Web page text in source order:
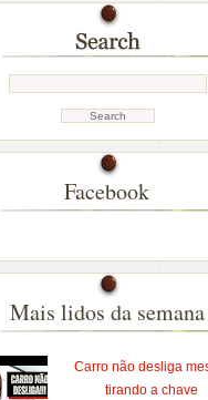
Facebook
Mais lidos da semana
Carro não desliga
tirando a chave